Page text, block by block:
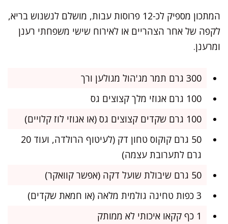
המתכון מספיק לכ-12 פרוסות עבות, מושלם לנשנוש בריא,
לקפה של אחר הצהריים או לאירוח שישי משפחתי רענן
ומרענן.
300 גרם תמר מג'הול מגולען ורך
100 גרם אגוזי מלך קצוצים גס
100 גרם שקדים קצוצים גס (או אגוזי לוז קלויים)
50 גרם קוקוס טחון דק (לעיטוף הרולדה, ועוד 20
גרם לתערובת עצמה)
50 גרם שיבולת שועל דקה (אפשר קוואקר)
3 כפות טחינה גולמית מלאה (או חמאת שקדים)
1 כף קקאו איכותי לא ממותק